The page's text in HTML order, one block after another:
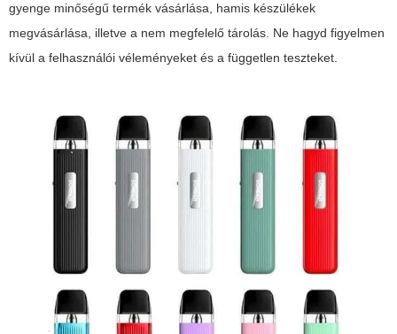
gyenge minőségű termék vásárlása, hamis készülékek
megvásárlása, illetve a nem megfelelő tárolás. Ne hagyd figyelmen
kívül a felhasználói véleményeket és a független teszteket.